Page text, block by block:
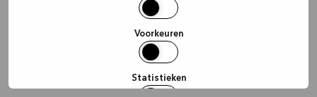
Voorkeuren
Statistieken